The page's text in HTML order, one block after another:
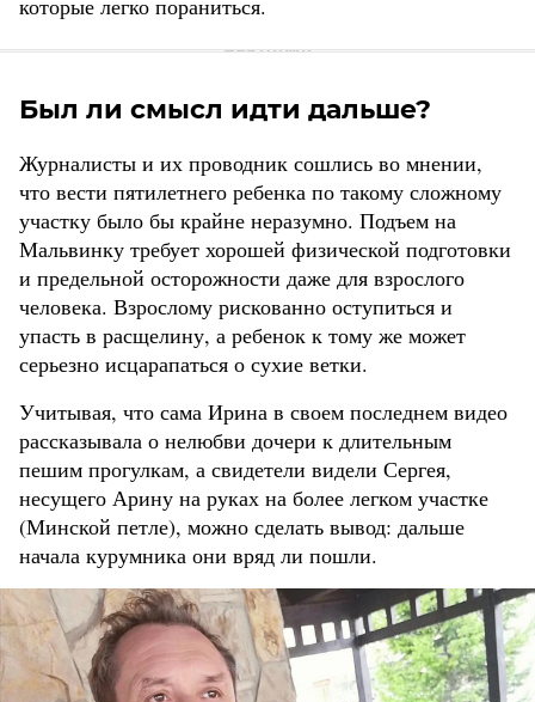
которые легко пораниться.
Был ли смысл идти дальше?
Журналисты и их проводник сошлись во мнении,
что вести пятилетнего ребенка по такому сложному
участку было бы крайне неразумно. Подъем на
Мальвинку требует хорошей физической подготовки
и предельной осторожности даже для взрослого
человека. Взрослому рискованно оступиться и
упасть в расщелину, а ребенок к тому же может
серьезно исцарапаться о сухие ветки.
Учитывая, что сама Ирина в своем последнем видео
рассказывала о нелюбви дочери к длительным
пешим прогулкам, а свидетели видели Сергея,
несущего Арину на руках на более легком участке
(Минской петле), можно сделать вывод: дальше
начала курумника они вряд ли пошли.